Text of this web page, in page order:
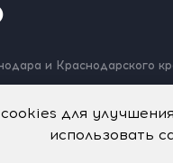
и Краснодарского
Выделите и нажмите
для
использовать